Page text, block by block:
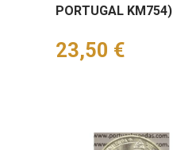
PORTUGAL KM754)
Preço
23,50 €